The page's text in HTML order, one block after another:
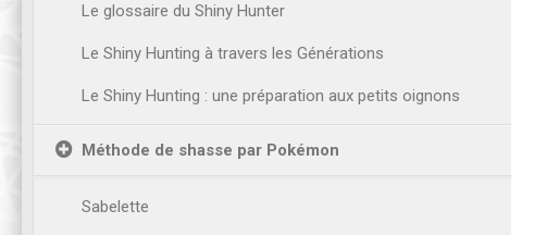
Le glossaire du Shiny Hunter
Le Shiny Hunting à travers les Générations
Le Shiny Hunting : une préparation aux petits oignons
Méthode de shasse par Pokémon
Sabelette